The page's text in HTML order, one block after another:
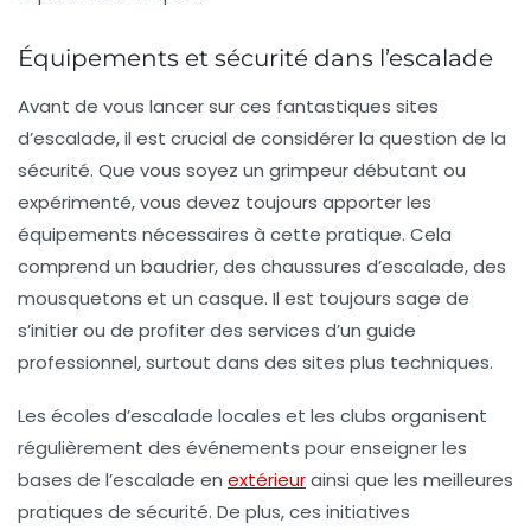
Équipements et sécurité dans l’escalade
Avant de vous lancer sur ces fantastiques sites
d’escalade, il est crucial de considérer la question de la
sécurité. Que vous soyez un grimpeur débutant ou
expérimenté, vous devez toujours apporter les
équipements nécessaires à cette pratique. Cela
comprend un baudrier, des chaussures d’escalade, des
mousquetons et un casque. Il est toujours sage de
s’initier ou de profiter des services d’un guide
professionnel, surtout dans des sites plus techniques.
Les écoles d’escalade locales et les clubs organisent
régulièrement des événements pour enseigner les
bases de l’escalade en extérieurainsi que les meilleures
pratiques de sécurité. De plus, ces initiatives